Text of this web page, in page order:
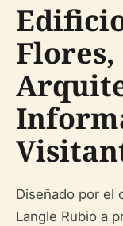
Flores,
Diseñado por el
Langle Rubio a